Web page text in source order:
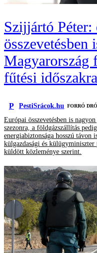
Szijjártó Péter:
Magyarország
fűtési időszakra
P PestiSrácok.hu FORRÓ
Európai összevetésben is
szezonra, a földgázszállítás
energiabiztonsága hosszú
külgazdasági és
küldött közleménye szerint.